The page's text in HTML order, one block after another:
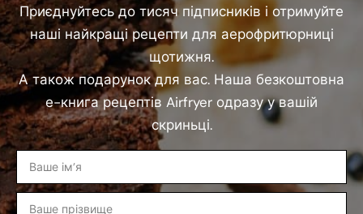
Приєднуйтесь до тисяч підписників і отримуйте
наші найкращі рецепти для аерофритюрниці
щотижня.
А також подарунок для вас. Наша безкоштовна
е-книга рецептів Airfryer одразу у вашій
скриньці.